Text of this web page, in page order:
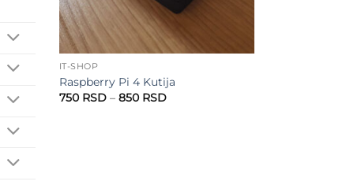
IT-SHOP
Raspberry Pi 4 Kutija
750 RSD – 850 RSDRaspon